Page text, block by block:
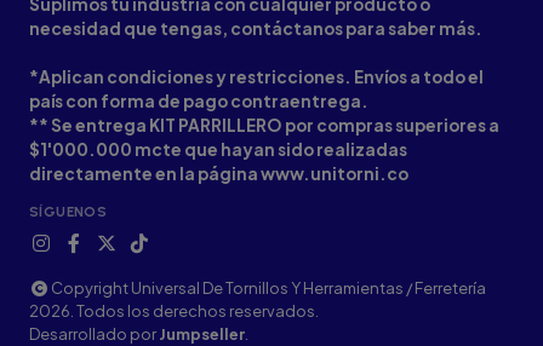
Suplimos tu industria con cualquier producto o
necesidad que tengas, contáctanos para saber más.
*Aplican condiciones y restricciones. Envíos a todo el
país con forma de pago contraentrega.
** Se entrega KIT PARRILLERO por compras superiores a
$1'000.000 mcte que hayan sido realizadas
directamente en la página www.unitorni.co
SÍGUENOS
Copyright Universal De Tornillos Y Herramientas / Ferretería
2026. Todos los derechos reservados.
Desarrollado porJumpseller